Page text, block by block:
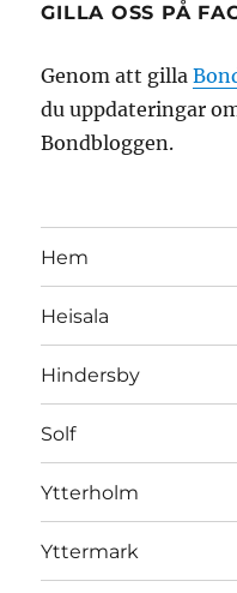
GILLA OSS PÅ
Genom att gilla
du uppdateringar
Bondbloggen.
Hem
Heisala
Hindersby
Solf
Ytterholm
Yttermark